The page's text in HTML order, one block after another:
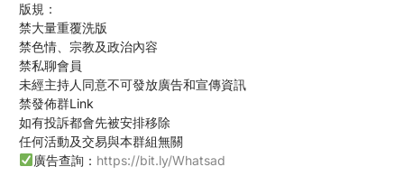
版規：
禁大量重覆洗版
禁色情、宗教及政治內容
禁私聊會員
未經主持人同意不可發放廣告和宣傳資訊
禁發佈群Link
如有投訴都會先被安排移除
任何活動及交易與本群組無關
廣告查詢： https://bit.ly/Whatsad